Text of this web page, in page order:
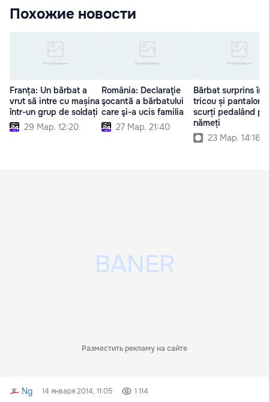
Похожие новости
Franța: Un bărbat a
vrut să intre cu mașina
într-un grup de soldați
29 Мар. 12:20
România: Declaraţie
şocantă a bărbatului
care şi-a ucis familia
27 Мар. 21:40
Bărbat surprins în
tricou și pantaloni
scurți pedalând
nămeți
23 Мар. 14:16
Разместить рекламу на сайте
Ng 14 января 2014, 11:05 1 114